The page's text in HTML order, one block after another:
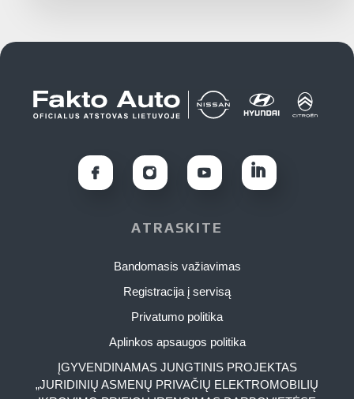
ATRASKITE
Bandomasis važiavimas
Registracija į servisą
Privatumo politika
Aplinkos apsaugos politika
ĮGYVENDINAMAS JUNGTINIS PROJEKTAS
„JURIDINIŲ ASMENŲ PRIVAČIŲ ELEKTROMOBILIŲ